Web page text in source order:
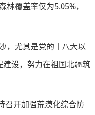
林覆盖率仅为5.05%，
，尤其是党的十八大以
建设，努力在祖国北疆筑
召开加强荒漠化综合防